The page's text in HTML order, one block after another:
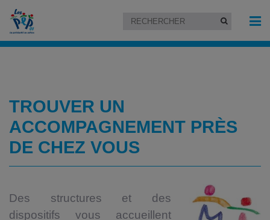
TROUVER UN
ACCOMPAGNEMENT PRÈS
DE CHEZ VOUS
Des structures et des
dispositifs vous accueillent